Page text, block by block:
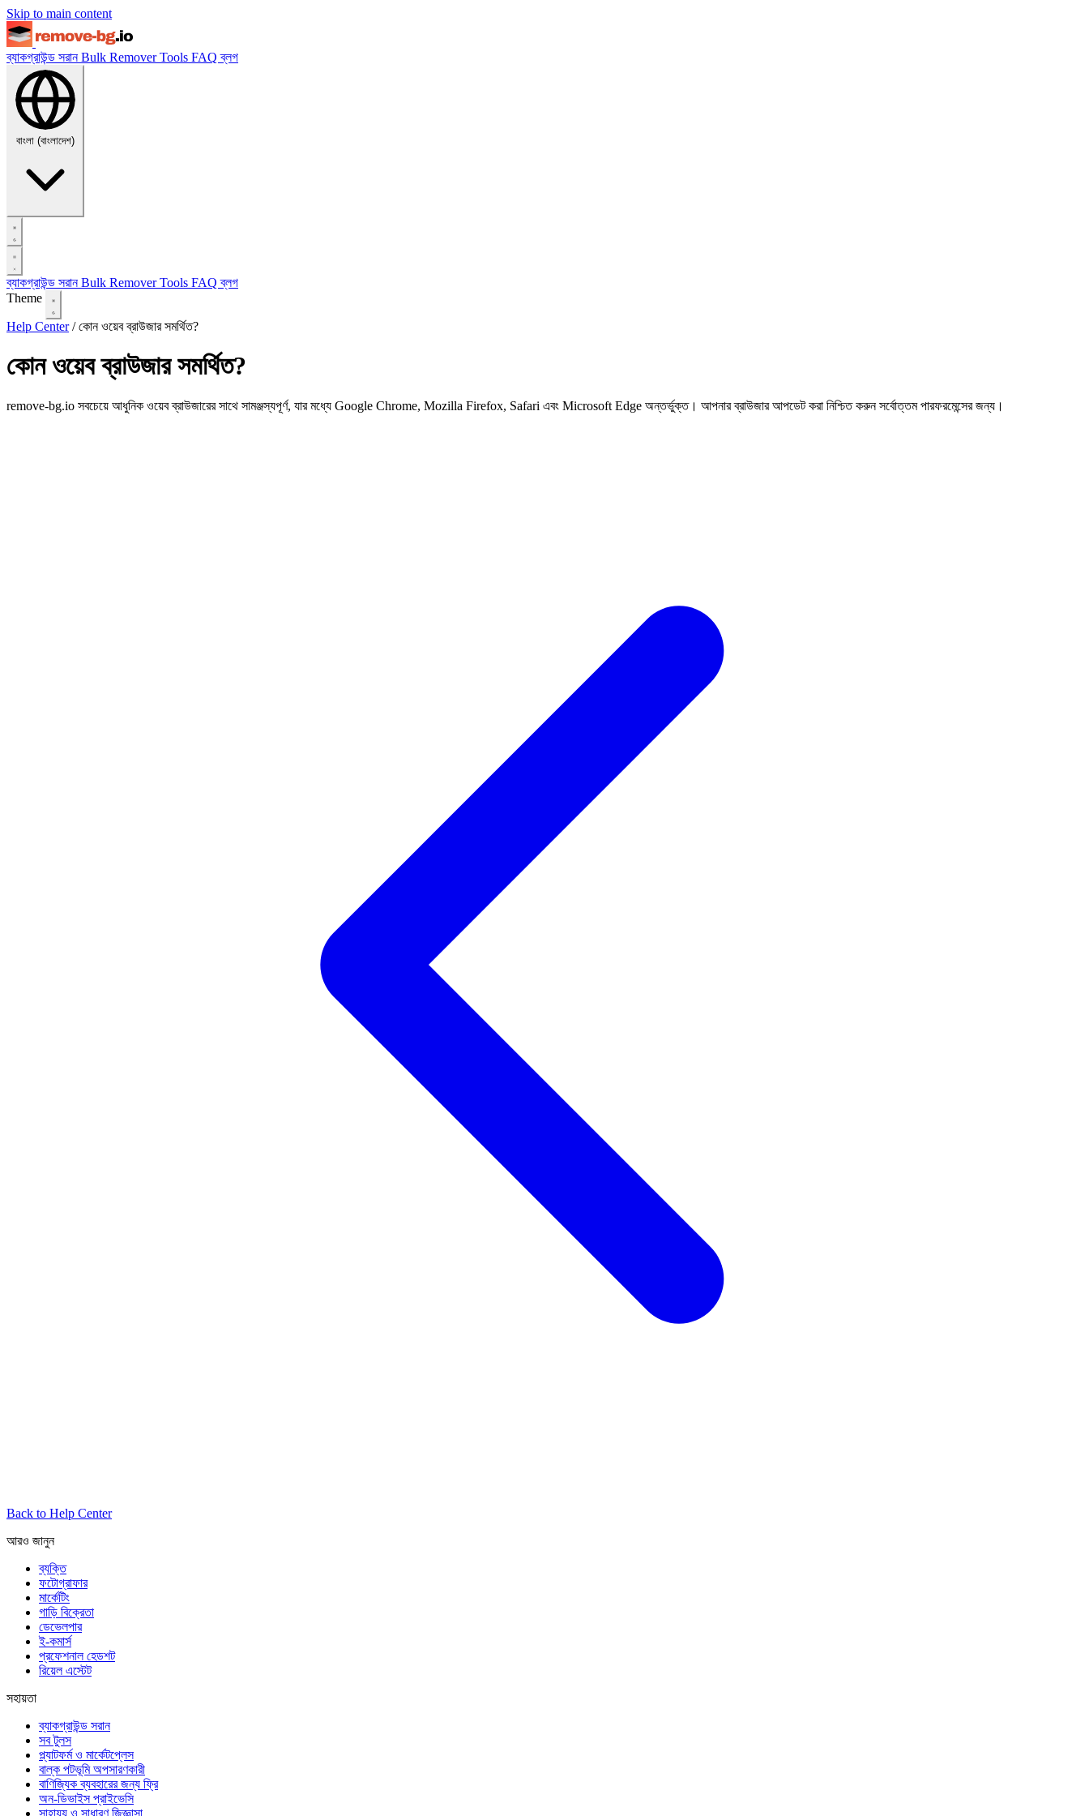
Skip to main content
ব্যাকগ্রাউন্ড সরানBulk RemoverTools FAQব্লগ
বাংলা (বাংলাদেশ)
ব্যাকগ্রাউন্ড সরানBulk RemoverTools FAQব্লগ
Theme
Help Center / কোন ওয়েব ব্রাউজার সমর্থিত?
কোন ওয়েব ব্রাউজার সমর্থিত?
remove-bg.io সবচেয়ে আধুনিক ওয়েব ব্রাউজারের সাথে সামঞ্জস্যপূর্ণ, যার মধ্যে Google Chrome, Mozilla Firefox, Safari এবং Microsoft Edge অন্তর্ভুক্ত। আপনার ব্রাউজার আপডেট করা নিশ্চিত করুন সর্বোত্তম পারফরমেন্সের জন্য।
Back to Help Center
আরও জানুন
ব্যক্তি
ফটোগ্রাফার
মার্কেটিং
গাড়ি বিক্রেতা
ডেভেলপার
ই-কমার্স
প্রফেশনাল হেডশট
রিয়েল এস্টেট
সহায়তা
ব্যাকগ্রাউন্ড সরান
সব টুলস
প্ল্যাটফর্ম ও মার্কেটপ্লেস
বাল্ক পটভূমি অপসারণকারী
বাণিজ্যিক ব্যবহারের জন্য ফ্রি
অন-ডিভাইস প্রাইভেসি
সাহায্য ও সাধারণ জিজ্ঞাসা